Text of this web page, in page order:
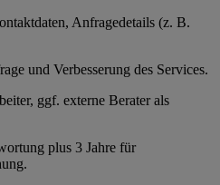
Anfragedetails (z. B.
und Verbesserung des Services.
ggf. externe Berater als
plus 3 Jahre für